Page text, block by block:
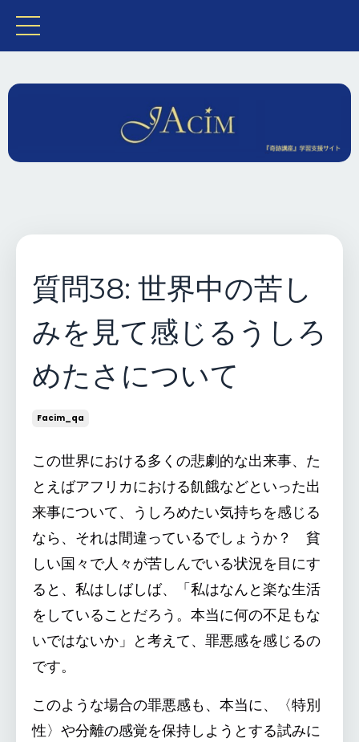
質問38: 世界中の苦し
みを見て感じるうしろ
めたさについて
Facim_qa
この世界における多くの悲劇的な出来事、た
とえばアフリカにおける飢餓などといった出
来事について、うしろめたい気持ちを感じる
なら、それは間違っているでしょうか？ 貧
しい国々で人々が苦しんでいる状況を目にす
ると、私はしばしば、「私はなんと楽な生活
をしていることだろう。本当に何の不足もな
いではないか」と考えて、罪悪感を感じるの
です。
このような場合の罪悪感も、本当に、〈特別
性〉や分離の感覚を保持しようとする試みに